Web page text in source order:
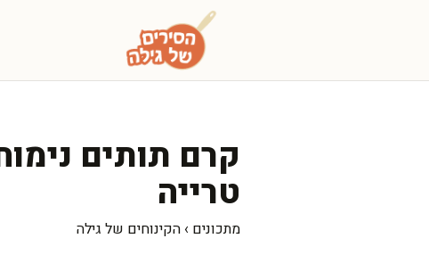
קרם תותים
טרייה
מתכונים › הקינוחים של גילה